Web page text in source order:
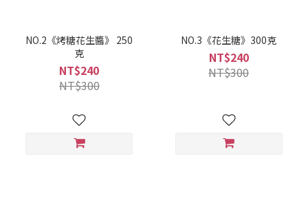
NO.2《烤糖花生醬》 250
克
NT$240
NT$300
NO.3《花生糖》300克
NT$240
NT$300